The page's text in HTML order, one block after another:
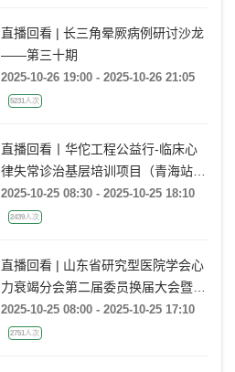
直播回看 | 长三角晕厥病例研讨沙龙
——第三十期
2025-10-26 19:00 - 2025-10-26 21:05
5231人次
直播回看丨华佗工程公益行-临床心
律失常诊治基层培训项目（青海站）
基础电生理&前沿技术培训班
2025-10-25 08:30 - 2025-10-25 18:10
2439人次
直播回看 | 山东省研究型医院学会心
力衰竭分会第二届委员换届大会暨
2025年学术年会
2025-10-25 08:00 - 2025-10-25 17:10
2751人次